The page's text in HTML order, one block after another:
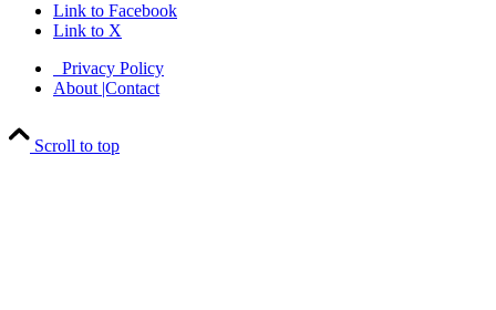
April 9, 2026
नासा का आर्टेमिस-2 मिशन: मनुष्य एक बार फिर से चंद्रमा के
पहुंचा
April 7, 2026
Link to Facebook
Link to X
Privacy Policy
About |Contact
Scroll to top